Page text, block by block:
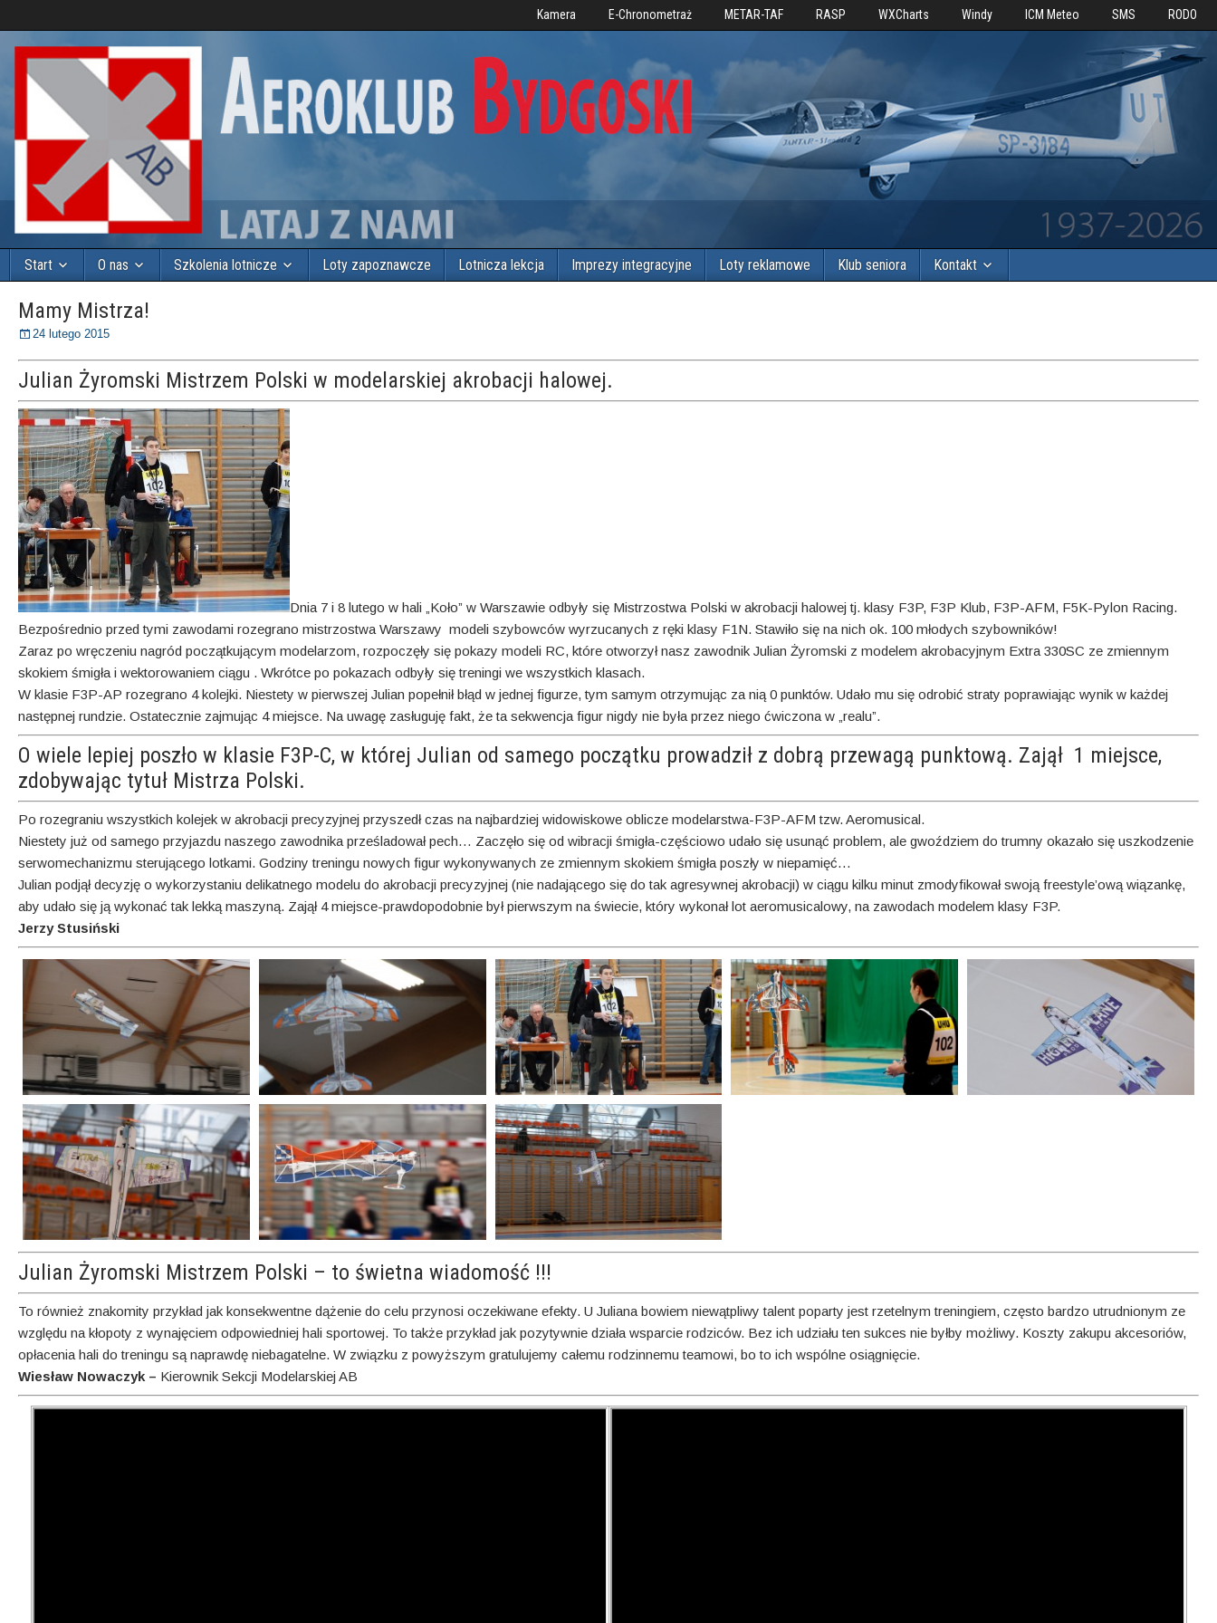
Kamera E-Chronometraż METAR-TAF RASP WXCharts Windy ICM Meteo SMS RODO
Start O nas Szkolenia lotnicze Loty zapoznawcze Lotnicza lekcja Imprezy integracyjne Loty reklamowe Klub seniora Kontakt
Mamy Mistrza!
24 lutego 2015
Julian Żyromski Mistrzem Polski w modelarskiej akrobacji halowej.
Dnia 7 i 8 lutego w hali „Koło” w Warszawie odbyły się Mistrzostwa Polski w akrobacji halowej tj. klasy F3P, F3P Klub, F3P-AFM, F5K-Pylon Racing.
Bezpośrednio przed tymi zawodami rozegrano mistrzostwa Warszawy modeli szybowców wyrzucanych z ręki klasy F1N. Stawiło się na nich ok. 100 młodych szybowników!
Zaraz po wręczeniu nagród początkującym modelarzom, rozpoczęły się pokazy modeli RC, które otworzył nasz zawodnik Julian Żyromski z modelem akrobacyjnym Extra 330SC ze zmiennym
skokiem śmigła i wektorowaniem ciągu . Wkrótce po pokazach odbyły się treningi we wszystkich klasach.
W klasie F3P-AP rozegrano 4 kolejki. Niestety w pierwszej Julian popełnił błąd w jednej figurze, tym samym otrzymując za nią 0 punktów. Udało mu się odrobić straty poprawiając wynik w każdej
następnej rundzie. Ostatecznie zajmując 4 miejsce. Na uwagę zasługuję fakt, że ta sekwencja figur nigdy nie była przez niego ćwiczona w „realu”.
O wiele lepiej poszło w klasie F3P-C, w której Julian od samego początku prowadził z dobrą przewagą punktową. Zajął 1 miejsce,
zdobywając tytuł Mistrza Polski.
Po rozegraniu wszystkich kolejek w akrobacji precyzyjnej przyszedł czas na najbardziej widowiskowe oblicze modelarstwa-F3P-AFM tzw. Aeromusical.
Niestety już od samego przyjazdu naszego zawodnika prześladował pech… Zaczęło się od wibracji śmigła-częściowo udało się usunąć problem, ale gwoździem do trumny okazało się uszkodzenie
serwomechanizmu sterującego lotkami. Godziny treningu nowych figur wykonywanych ze zmiennym skokiem śmigła poszły w niepamięć…
Julian podjął decyzję o wykorzystaniu delikatnego modelu do akrobacji precyzyjnej (nie nadającego się do tak agresywnej akrobacji) w ciągu kilku minut zmodyfikował swoją freestyle’ową wiązankę,
aby udało się ją wykonać tak lekką maszyną. Zajął 4 miejsce-prawdopodobnie był pierwszym na świecie, który wykonał lot aeromusicalowy, na zawodach modelem klasy F3P.
Jerzy Stusiński
Julian Żyromski Mistrzem Polski – to świetna wiadomość !!!
To również znakomity przykład jak konsekwentne dążenie do celu przynosi oczekiwane efekty. U Juliana bowiem niewątpliwy talent poparty jest rzetelnym treningiem, często bardzo utrudnionym ze
względu na kłopoty z wynajęciem odpowiedniej hali sportowej. To także przykład jak pozytywnie działa wsparcie rodziców. Bez ich udziału ten sukces nie byłby możliwy. Koszty zakupu akcesoriów,
opłacenia hali do treningu są naprawdę niebagatelne. W związku z powyższym gratulujemy całemu rodzinnemu teamowi, bo to ich wspólne osiągnięcie.
Wiesław Nowaczyk – Kierownik Sekcji Modelarskiej AB